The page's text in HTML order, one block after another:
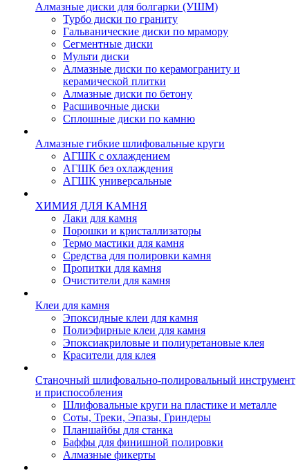
Алмазные диски для болгарки (УШМ)
Турбо диски по граниту
Гальванические диски по мрамору
Сегментные диски
Мульти диски
Алмазные диски по керамограниту и
керамической плитки
Алмазные диски по бетону
Расшивочные диски
Сплошные диски по камню
Алмазные гибкие шлифовальные круги
АГШК с охлаждением
АГШК без охлаждения
АГШК универсальные
ХИМИЯ ДЛЯ КАМНЯ
Лаки для камня
Порошки и кристаллизаторы
Термо мастики для камня
Средства для полировки камня
Пропитки для камня
Очистители для камня
Клеи для камня
Эпоксидные клеи для камня
Полиэфирные клеи для камня
Эпоксиакриловые и полиуретановые клея
Красители для клея
Станочный шлифовально-полировальный инструмент
и приспособления
Шлифовальные круги на пластике и металле
Соты, Треки, Эпазы, Гриндеры
Планшайбы для станка
Баффы для финишной полировки
Алмазные фикерты